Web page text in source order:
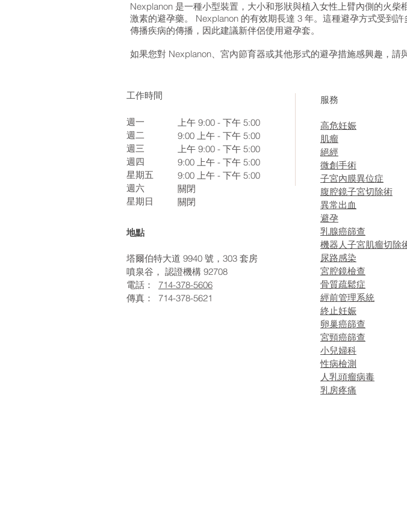
Nexplanon 是一種小型裝置，大小和形狀與植入女性上臂內側的火
激素的避孕藥。 Nexplanon 的有效期長達 3 年。這種避孕方式受到
傳播疾病的傳播，因此建議新伴侶使用避孕套。
如果您對 Nexplanon、宮內節育器或其他形式的避孕措施感興趣，請
工作時間
週一
週二
週三
週四
星期五
週六
星期日
上午 9:00 - 下午 5:00
9:00 上午 - 下午 5:00
上午 9:00 - 下午 5:00
9:00 上午 - 下午 5:00
9:00 上午 - 下午 5:00
關閉
關閉
地點
塔爾伯特大道 9940 號，303 套房
噴泉谷， 認證機構 92708
電話：
714-378-5606
傳真：
714-378-5621
服務
高危妊娠
肌瘤
絕經
微創手術
子宮內膜異位症
腹腔鏡子宮切除術
異常出血
避孕
乳腺癌篩查
機器人子宮肌瘤切除
尿路感染
宮腔鏡檢查
骨質疏鬆症
經前管理系統
終止妊娠
卵巢癌篩查
宮頸癌篩查
小兒婦科
性病檢測
人乳頭瘤病毒
乳房疼痛